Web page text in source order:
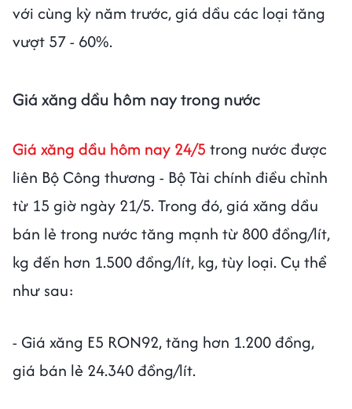
với cùng kỳ năm trước, giá dầu các loại tăng
vượt 57 - 60%.
Giá xăng dầu hôm nay trong nước
Giá xăng dầu hôm nay 24/5 trong nước được
liên Bộ Công thương - Bộ Tài chính điều chỉnh
từ 15 giờ ngày 21/5. Trong đó, giá xăng dầu
bán lẻ trong nước tăng mạnh từ 800 đồng/lít,
kg đến hơn 1.500 đồng/lít, kg, tùy loại. Cụ thể
như sau:
- Giá xăng E5 RON92, tăng hơn 1.200 đồng,
giá bán lẻ 24.340 đồng/lít.